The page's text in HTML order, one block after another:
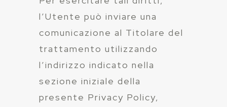
l’Utente può inviare una
comunicazione al Titolare del
trattamento utilizzando
l’indirizzo indicato nella
sezione iniziale della
presente Privacy Policy,